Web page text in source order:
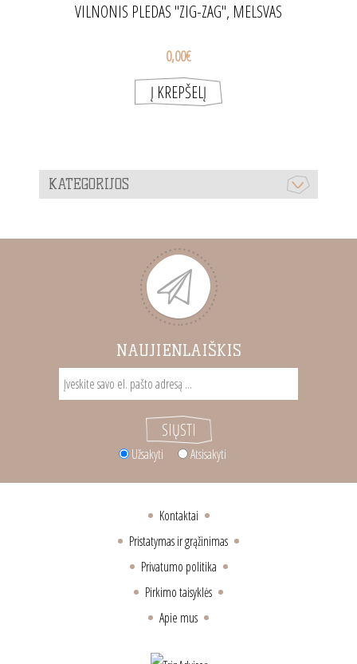
VILNONIS PLEDAS "ZIG-ZAG", MELSVAS
0,00€
KATEGORIJOS
NAUJIENLAIŠKIS
Užsakyti Atsisakyti
Kontaktai
Pristatymas ir grąžinimas
Privatumo politika
Pirkimo taisyklės
Apie mus